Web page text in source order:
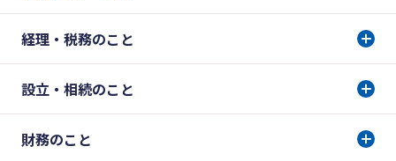
経理・税務のこと
設立・相続のこと
財務のこと